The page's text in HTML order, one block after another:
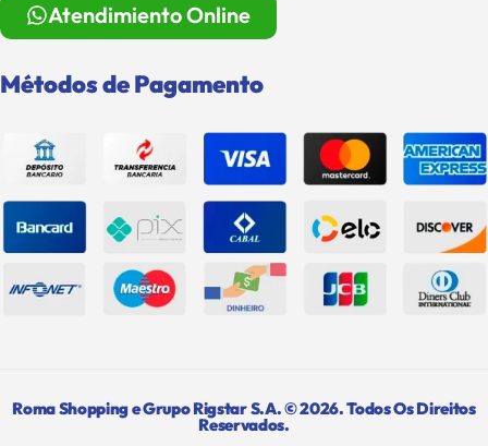
Atendimiento Online
Métodos de Pagamento
Roma Shopping e Grupo Rigstar S.A. © 2026. Todos Os Direitos
Reservados.